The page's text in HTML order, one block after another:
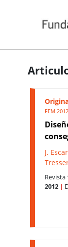
FEM
J.
Revista
2012 |